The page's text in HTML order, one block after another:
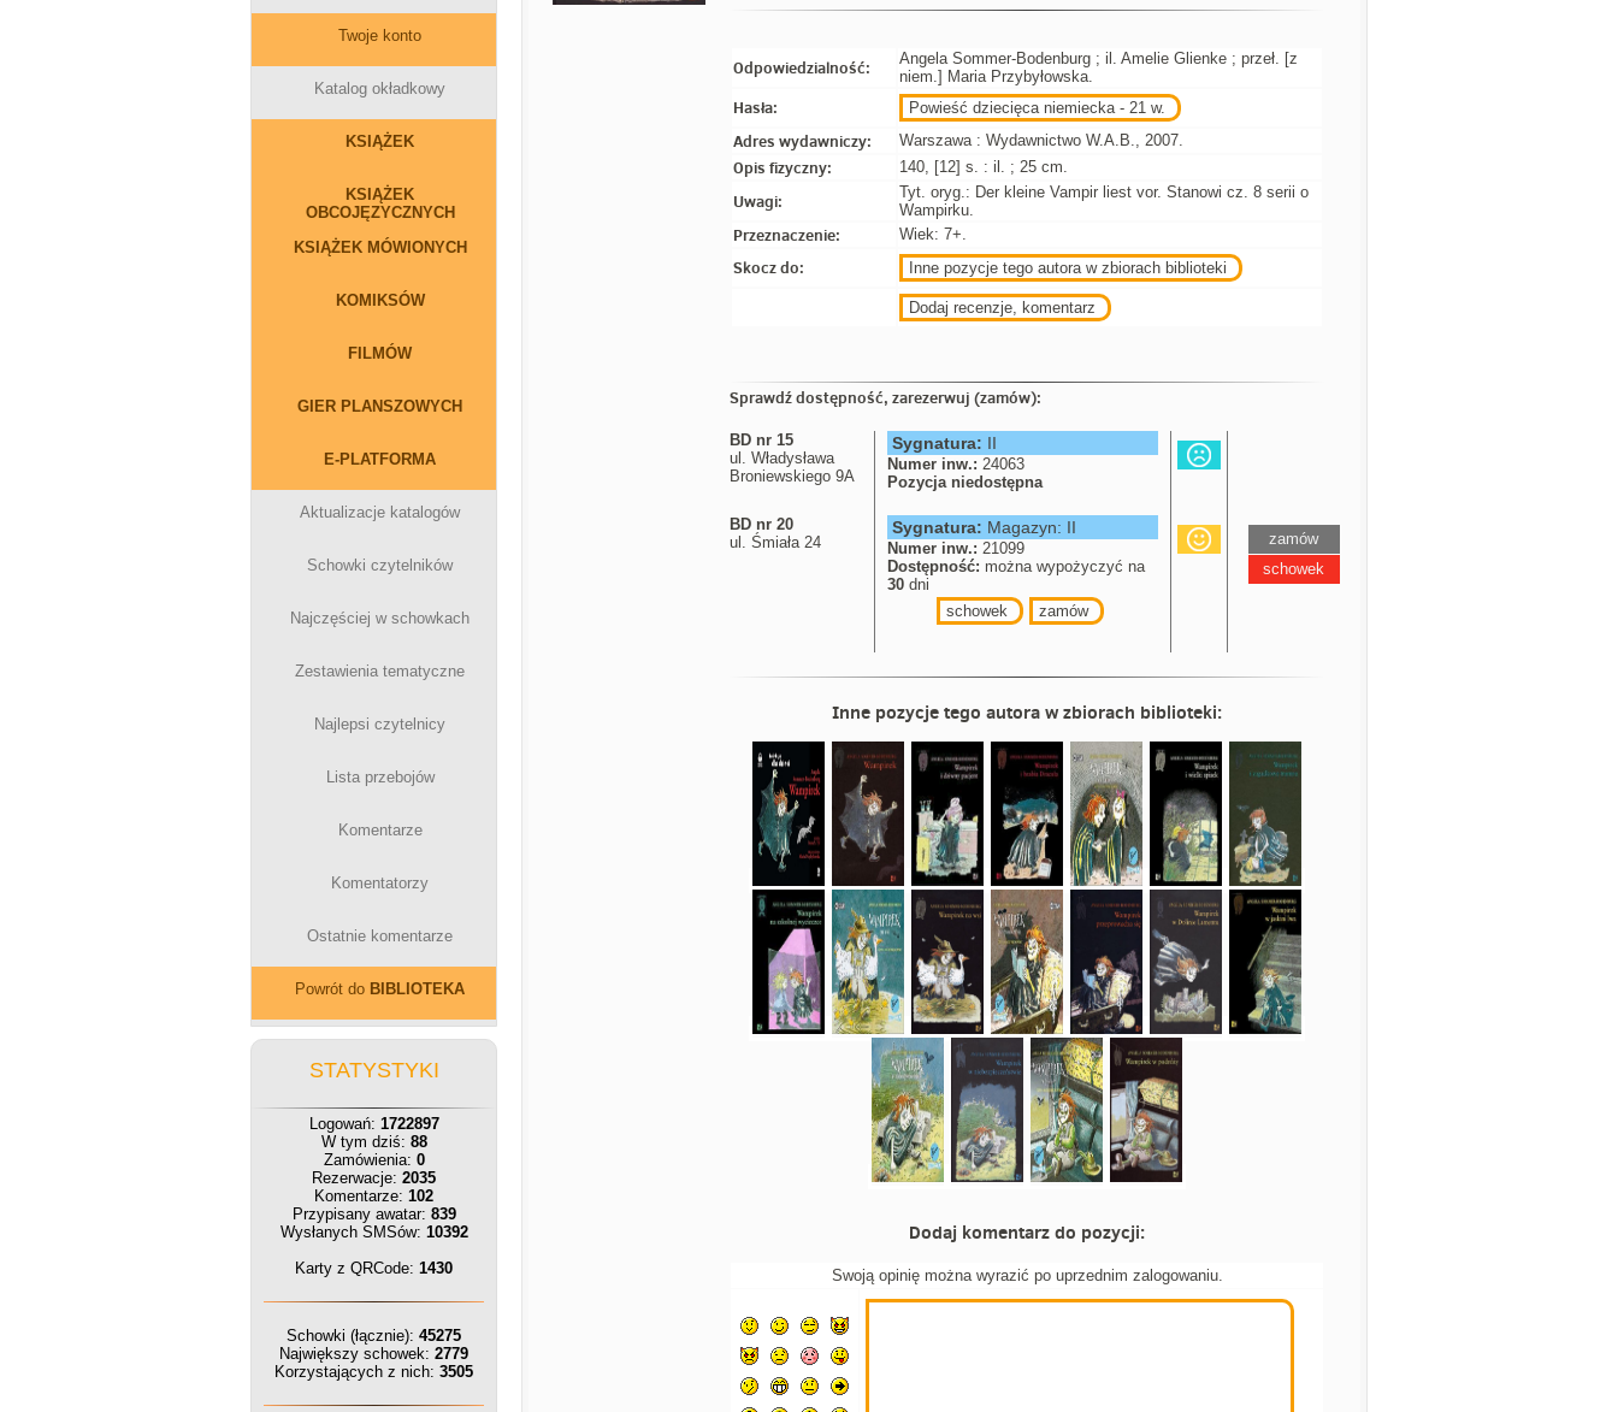
Twoje konto
Katalog okładkowy
KSIĄŻEK
KSIĄŻEK
OBCOJĘZYCZNYCH
KSIĄŻEK MÓWIONYCH
KOMIKSÓW
FILMÓW
GIER PLANSZOWYCH
E-PLATFORMA
Aktualizacje katalogów
Schowki czytelników
Najczęściej w schowkach
Zestawienia tematyczne
Najlepsi czytelnicy
Lista przebojów
Komentarze
Komentatorzy
Ostatnie komentarze
Powrót do BIBLIOTEKA
STATYSTYKI
Logowań: 1722897
W tym dziś: 88
Zamówienia: 0
Rezerwacje: 2035
Komentarze: 102
Przypisany awatar: 839
Wysłanych SMSów: 10392
Karty z QRCode: 1430
Schowki (łącznie): 45275
Największy schowek: 2779
Korzystających z nich: 3505
Odpowiedzialność:
Angela Sommer-Bodenburg ; il. Amelie Glienke ; przeł. [z
niem.] Maria Przybyłowska.
Hasła: Powieść dziecięca niemiecka - 21 w.
Adres wydawniczy: Warszawa : Wydawnictwo W.A.B., 2007.
Opis fizyczny: 140, [12] s. : il. ; 25 cm.
Uwagi:
Tyt. oryg.: Der kleine Vampir liest vor. Stanowi cz. 8 serii o
Wampirku.
Przeznaczenie: Wiek: 7+.
Skocz do: Inne pozycje tego autora w zbiorach biblioteki
Dodaj recenzje, komentarz
Sprawdź dostępność, zarezerwuj (zamów):
BD nr 15
ul. Władysława
Broniewskiego 9A
Sygnatura: II
Numer inw.: 24063
Pozycja niedostępna
BD nr 20
ul. Śmiała 24
Sygnatura: Magazyn: II
Numer inw.: 21099
Dostępność: można wypożyczyć na
30 dni
schowek
zamów
zamów
schowek
Inne pozycje tego autora w zbiorach biblioteki:
Dodaj komentarz do pozycji:
Swoją opinię można wyrazić po uprzednim zalogowaniu.